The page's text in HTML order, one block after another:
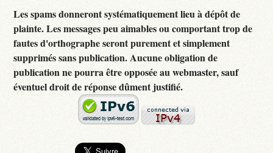
Les spams donneront systématiquement lieu à dépôt de
plainte. Les messages peu aimables ou comportant trop de
fautes d'orthographe seront purement et simplement
supprimés sans publication. Aucune obligation de
publication ne pourra être opposée au webmaster, sauf
éventuel droit de réponse dûment justifié.